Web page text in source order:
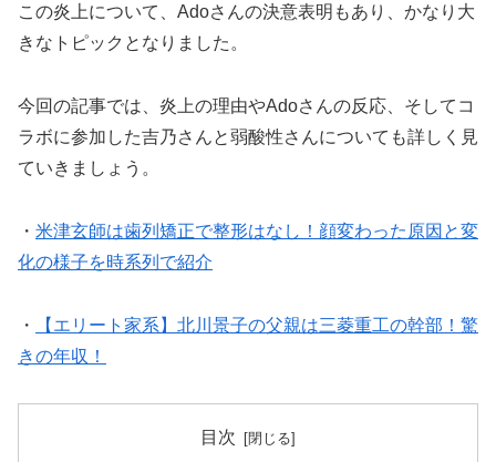
この炎上について、Adoさんの決意表明もあり、かなり大
きなトピックとなりました。
今回の記事では、炎上の理由やAdoさんの反応、そしてコ
ラボに参加した吉乃さんと弱酸性さんについても詳しく見
ていきましょう。
・ 米津玄師は歯列矯正で整形はなし！顔変わった原因と変
化の様子を時系列で紹介
・
【エリート家系】北川景子の父親は三菱重工の幹部！驚
きの年収！
目次